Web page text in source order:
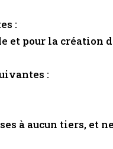
:
et pour la création
:
à aucun tiers, et